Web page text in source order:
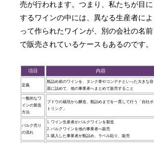
売が行われます。つまり、私たちが目に
するワインの中には、異なる生産者によ
って作られたワインが、別の会社の名前
で販売されているケースもあるのです。
項目 内容
定義
瓶詰め前のワインを、タンク車やコンテナといった大きな容
器に詰めて、他の事業者へまとめて販売すること
一般的なワ
インの製造
方法
ブドウの栽培から醸造、瓶詰めまでを一貫して行う「自社ボ
トリング」
バルク売り
の流れ
1. ワイン生産者がバルクワインを製造
2. バルクワインを他の事業者へ販売
3. 購入した事業者が瓶詰め、ラベル貼り、販売